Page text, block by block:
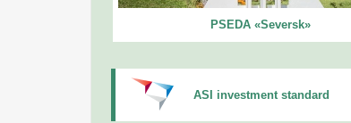
PSEDA «Seversk»
ASI investment standard